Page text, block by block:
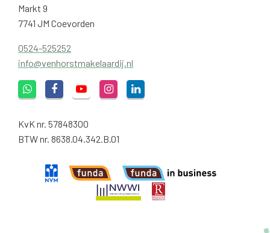
Markt 9
7741 JM Coevorden
0524-525252
info@venhorstmakelaardij.nl
KvK nr. 57848300
BTW nr. 8638.04.342.B.01